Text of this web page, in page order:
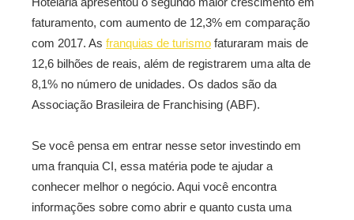
faturamento, com aumento de 12,3% em comparação
com 2017. As franquias de turismo faturaram mais de
12,6 bilhões de reais, além de registrarem uma alta de
8,1% no número de unidades. Os dados são da
Associação Brasileira de Franchising (ABF).
Se você pensa em entrar nesse setor investindo em
uma franquia CI, essa matéria pode te ajudar a
conhecer melhor o negócio. Aqui você encontra
informações sobre como abrir e quanto custa uma